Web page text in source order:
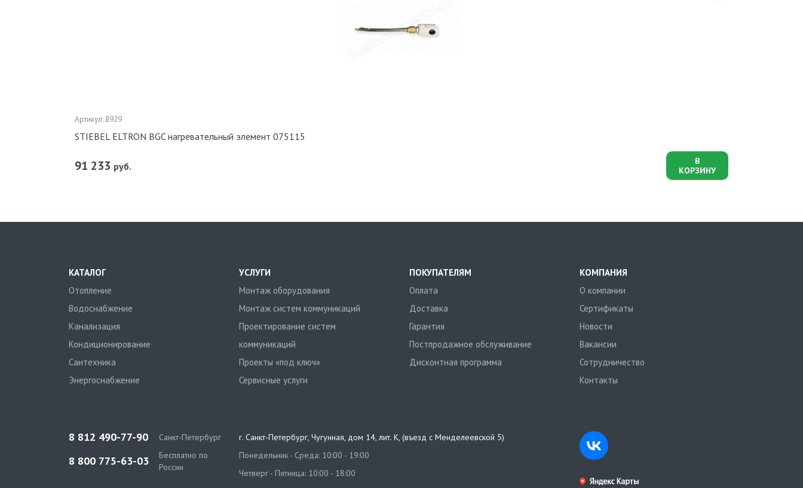
Артикул: 8929
STIEBEL ELTRON BGC нагревательный элемент 075115
91 233 руб.
В
КОРЗИНУ
КАТАЛОГ
Отопление
Водоснабжение
Канализация
Кондиционирование
Сантехника
Энергоснабжение
УСЛУГИ
Монтаж оборудования
Монтаж систем коммуникаций
Проектирование систем
коммуникаций
Проекты «под ключ»
Сервисные услуги
ПОКУПАТЕЛЯМ
Оплата
Доставка
Гарантия
Постпродажное обслуживание
Дисконтная программа
КОМПАНИЯ
О компании
Сертификаты
Новости
Вакансии
Сотрудничество
Контакты
8 812 490-77-90 Санкт-Петербург
8 800 775-63-03
Бесплатно по
России
г. Санкт-Петербург, Чугунная, дом 14, лит. К, (въезд с Менделеевской 5)
Понедельник - Среда: 10:00 - 19:00
Четверг - Пятница: 10:00 - 18:00